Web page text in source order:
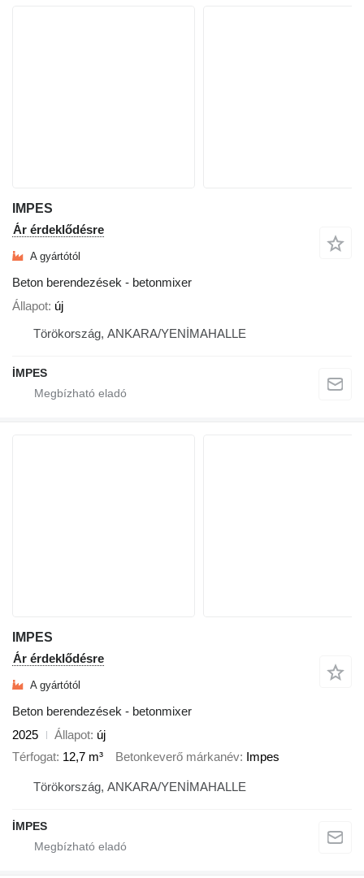
IMPES
Ár érdeklődésre
A gyártótól
Beton berendezések - betonmixer
Állapot új
Törökország, ANKARA/YENİMAHALLE
İMPES
IMPES
Ár érdeklődésre
A gyártótól
Beton berendezések - betonmixer
2025
Állapot új
Térfogat 12,7 m³ Betonkeverő márkanév Impes
Törökország, ANKARA/YENİMAHALLE
İMPES